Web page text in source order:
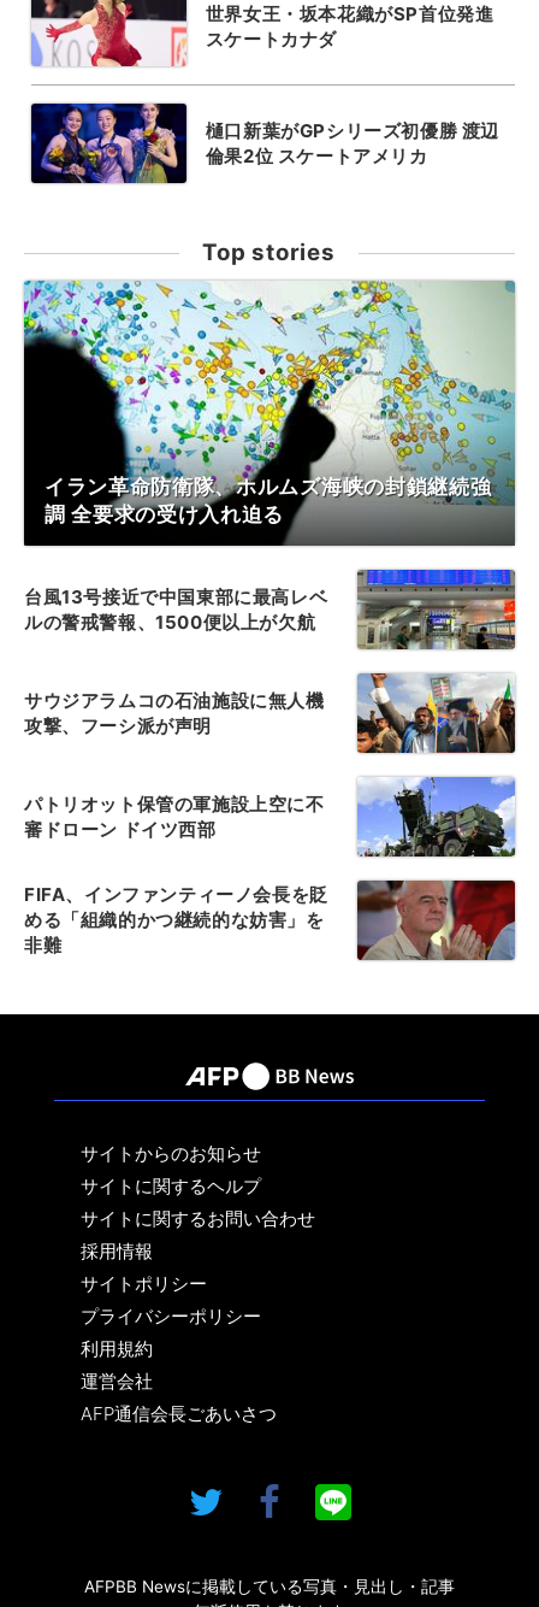
世界女王・坂本花織がSP首位発進
スケートカナダ
樋口新葉がGPシリーズ初優勝 渡辺
倫果2位 スケートアメリカ
Top stories
イラン革命防衛隊、ホルムズ海峡の封鎖継続強
調 全要求の受け入れ迫る
台風13号接近で中国東部に最高レベ
ルの警戒警報、1500便以上が欠航
サウジアラムコの石油施設に無人機
攻撃、フーシ派が声明
パトリオット保管の軍施設上空に不
審ドローン ドイツ西部
FIFA、インファンティーノ会長を貶
める「組織的かつ継続的な妨害」を
非難
サイトからのお知らせ
サイトに関するヘルプ
サイトに関するお問い合わせ
採用情報
サイトポリシー
プライバシーポリシー
利用規約
運営会社
AFP通信会長ごあいさつ
AFPBB Newsに掲載している写真・見出し・記事